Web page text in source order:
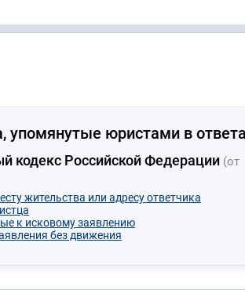
упомянутые юристами в
кодекс Российской Федерации (от
жительства или адресу ответчика
к исковому заявлению
без движения